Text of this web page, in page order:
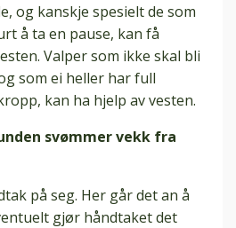
og kanskje spesielt de som
å ta en pause, kan få
Valper som ikke skal bli
som ei heller har full
kan ha hjelp av vesten.
svømmer vekk fra
på seg. Her går det an å
gjør håndtaket det